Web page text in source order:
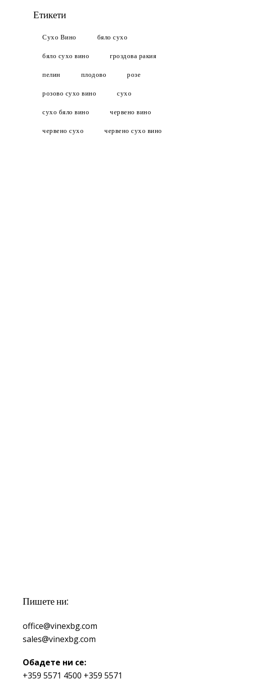
Етикети
Сухо Вино бяло сухо
бяло сухо вино гроздова ракия
пелин плодово розе
розово сухо вино сухо
сухо бяло вино червено вино
червено сухо червено сухо вино
Пишете ни:
office@vinexbg.com
sales@vinexbg.com
Обадете ни се:
+359 5571 4500 +359 5571